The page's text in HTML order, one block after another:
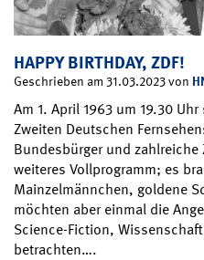
HAPPY BIRTHDAY, ZDF!
Geschrieben am 31.03.2023 von
Am 1. April 1963 um 19.30
Zweiten Deutschen
Bundesbürger und zahlreiche
weiteres Vollprogramm; es
Mainzelmännchen, goldene
möchten aber einmal die
Science-Fiction,
betrachten….